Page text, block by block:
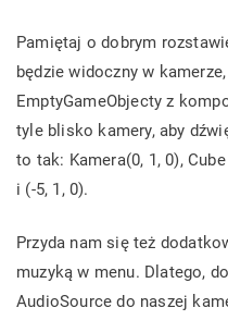
Pamiętaj o dobrym
będzie widoczny w
EmptyGameObjecty z
tyle blisko kamery, aby
to tak: Kamera(0, 1, 0),
i (-5, 1, 0).
Przyda nam się też
muzyką w menu. Dlatego,
AudioSource do naszej